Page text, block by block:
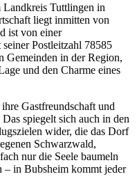
Landkreis Tuttlingen in
liegt inmitten von
ist von einer
Postleitzahl 78585
Gemeinden in der Region,
und den Charme eines
Gastfreundschaft und
spiegelt sich auch in den
wider, die das Dorf
Schwarzwald,
nur die Seele baumeln
– in Bubsheim kommt jeder